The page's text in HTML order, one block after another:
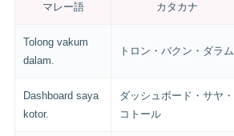
マレー語 カタカナ
Tolong vakum
dalam.
トロン・バクン・ダラム
Dashboard saya
kotor.
ダッシュボード・サヤ・
コトール